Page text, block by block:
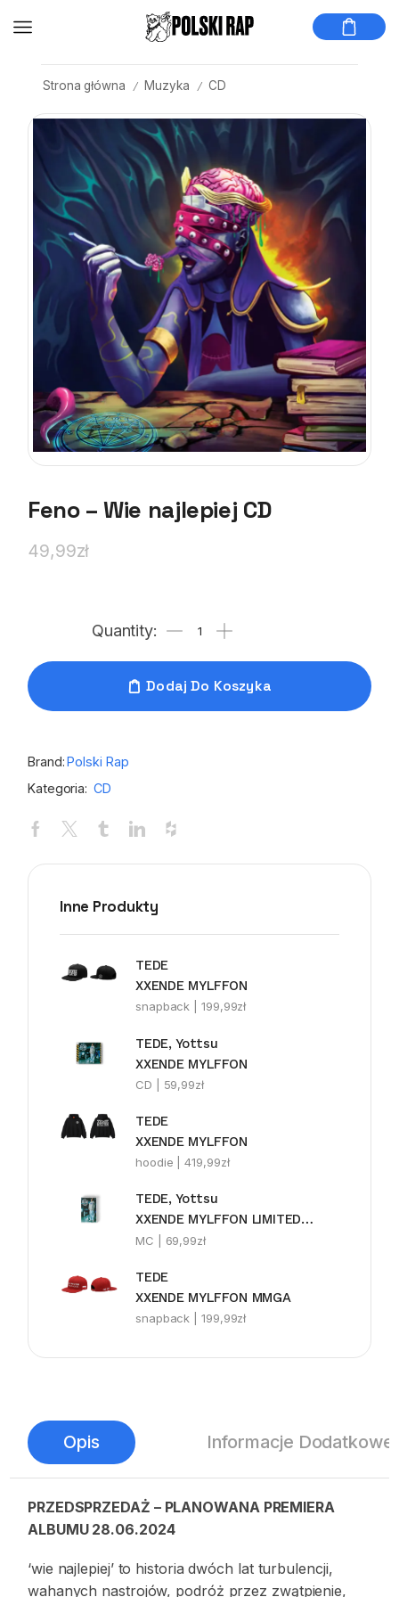
Strona główna / Muzyka / CD
Feno – Wie najlepiej CD
49,99zł
Dodaj Do Koszyka
Brand: Polski Rap
Kategoria: CD
Inne Produkty
TEDE
XXENDE MYLFFON
snapback |199,99zł
TEDE, Yottsu
XXENDE MYLFFON
CD | 59,99zł
TEDE
XXENDE MYLFFON
hoodie |419,99zł
TEDE, Yottsu
XXENDE MYLFFON LIMITEDE MC
MC | 69,99zł
TEDE
XXENDE MYLFFON MMGA
snapback |199,99zł
Opis Informacje Dodatkowe
PRZEDSPRZEDAŻ – PLANOWANA PREMIERA
ALBUMU 28.06.2024
‘wie najlepiej’ to historia dwóch lat turbulencji,
wahanych nastrojów, podróż przez zwątpienie,